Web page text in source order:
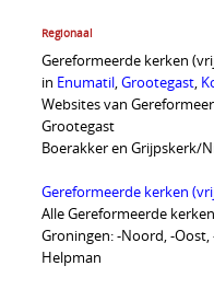
Regionaal
Gereformeerde kerken
in Enumatil ,Grootegast
Websites van
Grootegast
Boerakker en Grijpskerk/
Gereformeerde kerken
Alle Gereformeerde
Groningen: -Noord, -
Helpman